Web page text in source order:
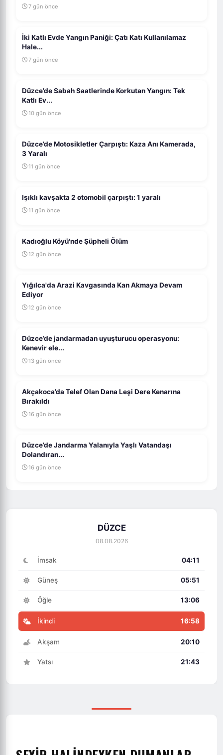
7 gün önce
İki Katlı Evde Yangın Paniği: Çatı Katı Kullanılamaz
Hale...
7 gün önce
Düzce’de Sabah Saatlerinde Korkutan Yangın: Tek
Katlı Ev...
10 gün önce
Düzce’de Motosikletler Çarpıştı: Kaza Anı Kamerada,
3 Yaralı
11 gün önce
Işıklı kavşakta 2 otomobil çarpıştı: 1 yaralı
11 gün önce
Kadıoğlu Köyü'nde Şüpheli Ölüm
12 gün önce
Yığılca'da Arazi Kavgasında Kan Akmaya Devam
Ediyor
12 gün önce
Düzce’de jandarmadan uyuşturucu operasyonu:
Kenevir ele...
13 gün önce
Akçakoca’da Telef Olan Dana Leşi Dere Kenarına
Bırakıldı
16 gün önce
Düzce’de Jandarma Yalanıyla Yaşlı Vatandaşı
Dolandıran...
16 gün önce
DÜZCE
08.08.2026
İmsak 04:11
Güneş 05:51
Öğle 13:06
İkindi 16:58
Akşam 20:10
Yatsı 21:43